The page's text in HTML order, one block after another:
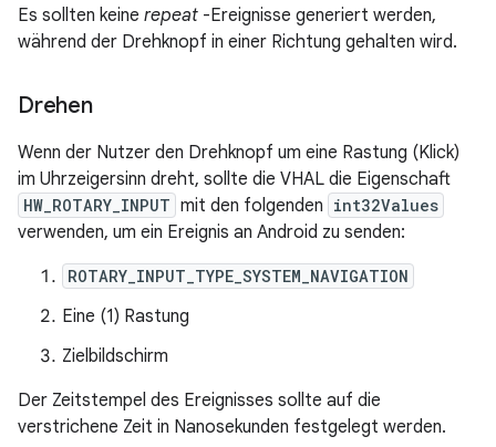
Es sollten keine repeat -Ereignisse generiert werden,
während der Drehknopf in einer Richtung gehalten wird.
Drehen
Wenn der Nutzer den Drehknopf um eine Rastung (Klick)
im Uhrzeigersinn dreht, sollte die VHAL die Eigenschaft
HW_ROTARY_INPUT mit den folgenden int32Values
verwenden, um ein Ereignis an Android zu senden:
ROTARY_INPUT_TYPE_SYSTEM_NAVIGATION
Eine (1) Rastung
Zielbildschirm
Der Zeitstempel des Ereignisses sollte auf die
verstrichene Zeit in Nanosekunden festgelegt werden.